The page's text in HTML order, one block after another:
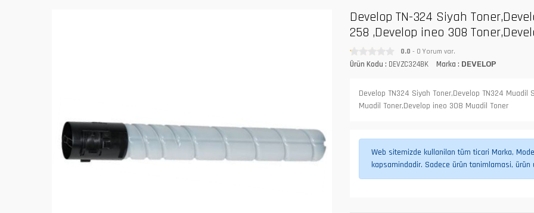
Develop TN-324 Siyah
258 ,Develop ineo 308
0.0 - 0 Yorum var.
Ürün Kodu : DEVZC324BK Marka : DEVELOP
Develop TN324 Siyah Toner,Develop TN324
Muadil Toner,Develop ineo 308 Muadil Toner
Web sitemizde kullanilan tüm ticari Marka,
kapsamindadir. Sadece ürün tanimlamasi,